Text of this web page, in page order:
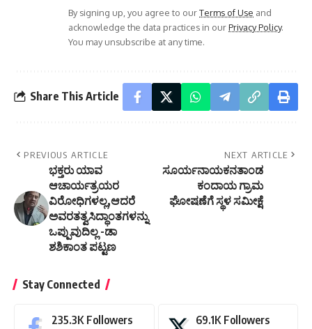
By signing up, you agree to ourTerms of Use and
acknowledge the data practices in ourPrivacy Policy.
You may unsubscribe at any time.
Share This Article
PREVIOUS ARTICLE
ಭಕ್ತರು ಯಾವ
ಆಚಾರ್ಯತ್ರಯರ
ವಿರೋಧಿಗಳಲ್ಲ,ಆದರೆ
ಅವರತತ್ವಸಿದ್ಧಾಂತಗಳನ್ನು
ಒಪ್ಪುವುದಿಲ್ಲ -ಡಾ
ಶಶಿಕಾಂತ ಪಟ್ಟಣ
NEXT ARTICLE
ಸೂರ್ಯನಾಯಕನತಾಂಡ
ಕಂದಾಯ ಗ್ರಾಮ
ಘೋಷಣೆಗೆ ಸ್ಥಳ ಸಮೀಕ್ಷೆ
Stay Connected
235.3K Followers 69.1K Followers